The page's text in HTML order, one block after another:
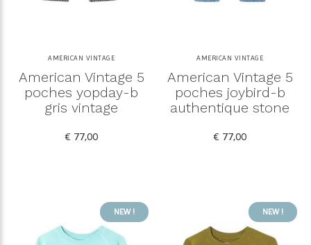
AMERICAN VINTAGE
American Vintage 5
poches yopday-b
gris vintage
€ 77,00
AMERICAN VINTAGE
American Vintage 5
poches joybird-b
authentique stone
€ 77,00
NEW ! NEW !